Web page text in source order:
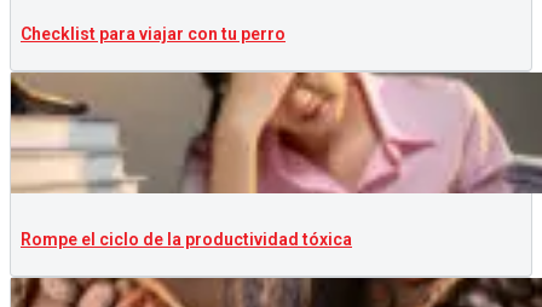
Checklist para viajar con tu perro
Rompe el ciclo de la productividad tóxica